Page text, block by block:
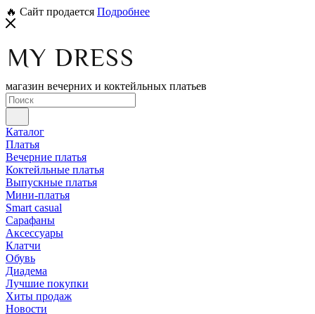
🔥 Сайт продается Подробнее
магазин вечерних и коктейльных платьев
Каталог
Платья
Вечерние платья
Коктейльные платья
Выпускные платья
Мини-платья
Smart casual
Сарафаны
Аксессуары
Клатчи
Обувь
Диадема
Лучшие покупки
Хиты продаж
Новости